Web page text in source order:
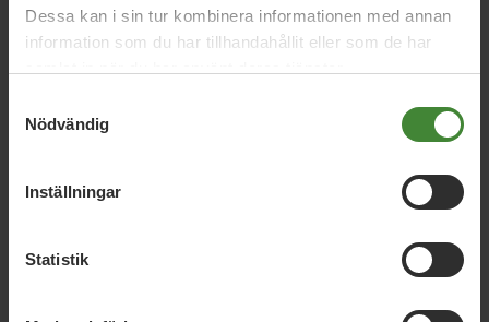
Dessa kan i sin tur kombinera informationen med annan
information som du har tillhandahållit eller som de har
Nödvändig
Inställningar
Statistik